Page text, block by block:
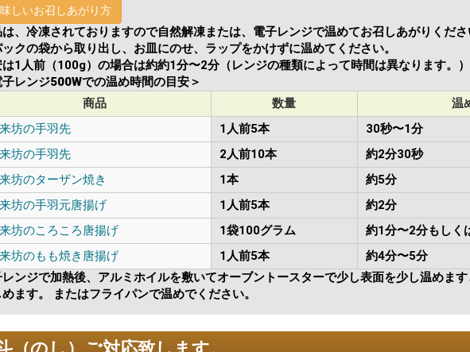
しいお召しあがり方
は、冷凍されておりますので自然解凍または、電子レンジで温めてお召しあがりくださ
ックの袋から取り出し、お皿にのせ、ラップをかけずに温めてください。
は1人前（100g）の場合は約約1分〜2分（レンジの種類によって時間は異なります。）
子レンジ500Wでの温め時間の目安＞
数量
坊の手羽先
1人前5本
30秒〜1分
坊の手羽先
2人前10本
約2分30秒
坊のターザン焼き
1本
約5分
坊の手羽元唐揚げ
1人前5本
約2分
坊のころころ唐揚げ
1袋100グラム
約1分〜2分もしく
坊のもも焼き唐揚げ
1人前5本
ます。 またはフライパンで温めでください。